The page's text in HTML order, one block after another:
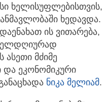
ხელისუფლებისთვის,
ხედავდა.
ის ვითარება,
ასეთი მძიმე
ეკონომიკური
ნიკა მელიამ.